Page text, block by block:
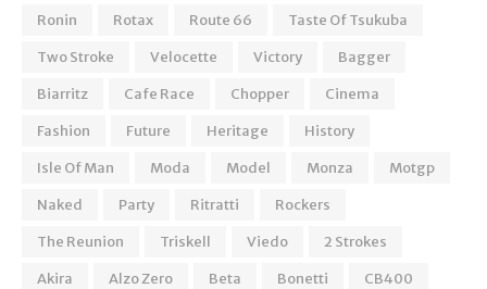
Ronin
Rotax Route 66
Taste Of Tsukuba
Two Stroke
Velocette Victory
Bagger
Biarritz
Cafe Race Chopper
Cinema
Fashion
Future Heritage
History
Isle Of Man
Moda Model Monza
Motgp
Naked
Party Ritratti
Rockers
The Reunion
Triskell Viedo
2 Strokes
Akira
Alzo Zero Beta Bonetti
CB400